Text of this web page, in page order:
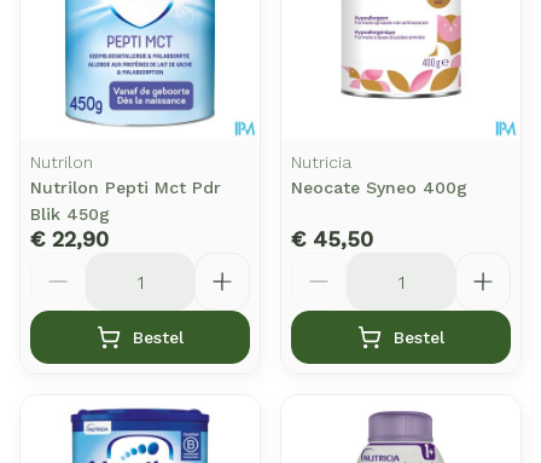
Nutrilon
Nutrilon Pepti Mct Pdr
Blik 450g
€ 22,90
Bestel
Nutricia
Neocate Syneo 400g
€ 45,50
Bestel